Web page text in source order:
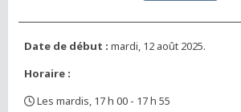
Date de début : mardi, 12 août 2025.
Horaire :
Les mardis, 17 h 00 - 17 h 55